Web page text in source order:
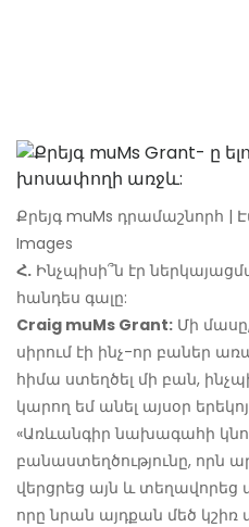
Քրեյգ muMs դրամաշնորհ |
Images
Հ. Ինչպիսի՞ն էր
հանդես գալը:
Craig muMs Grant: Մի
սիրում էի ինչ-որ բաներ
հիմա ստեղծել մի բան,
կարող եմ անել այսօր
«Առևանգիր նախագահի
բանաստեղծությունը, որն
վերցրեց այն և տեղավորեց
որը նրան այդքան մեծ կշիռ